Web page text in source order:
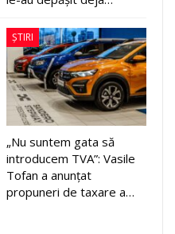
ȘTIRI
„Nu suntem gata să
introducem TVA”: Vasile
Tofan a anunțat
propuneri de taxare a…